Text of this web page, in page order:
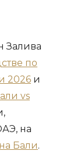
Залива
по
2026 и
vs
на
Бали.